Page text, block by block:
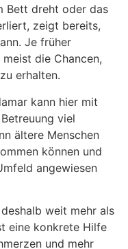
Bett dreht oder das
zeigt bereits,
Je früher
die Chancen,
erhalten.
kann hier mit
viel
ältere Menschen
können und
angewiesen
weit mehr als
eine konkrete Hilfe
und mehr